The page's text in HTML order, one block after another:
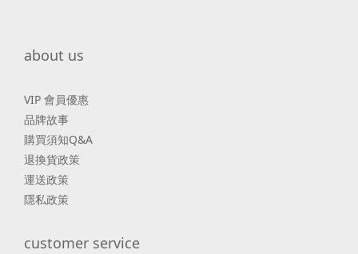
about us
VIP 會員優惠
品牌故事
購買須知Q&A
退換貨政策
運送政策
隱私政策
customer service